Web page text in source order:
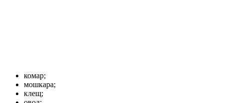
комар;
мошкара;
клещ;